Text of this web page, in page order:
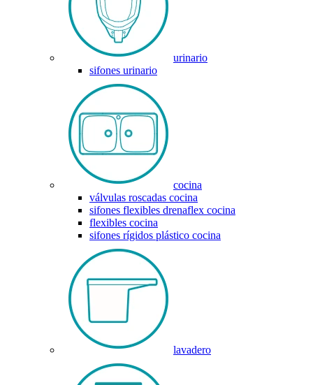
urinario
sifones urinario
cocina
válvulas roscadas cocina
sifones flexibles drenaflex cocina
flexibles cocina
sifones rígidos plástico cocina
lavadero